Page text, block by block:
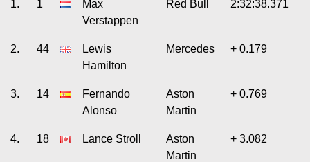
1. 1
Max
Verstappen
Red Bull 2:32:38.371
2. 44
Lewis
Hamilton
Mercedes + 0.179
3. 14
Fernando
Alonso
Aston
Martin
+ 0.769
4. 18 Lance Stroll
Aston
Martin
+ 3.082